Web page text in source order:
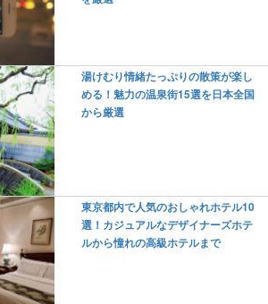
湯けむり情緒たっぷりの散策が楽し
める！魅力の温泉街15選を日本全国
から厳選
東京都内で人気のおしゃれホテル10
選！カジュアルなデザイナーズホテ
ルから憧れの高級ホテルまで